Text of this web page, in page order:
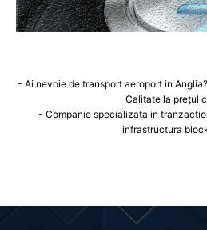
- Ai nevoie de transport aeroport in
Calitate la prețul
- Companie specializata in
infrastructura